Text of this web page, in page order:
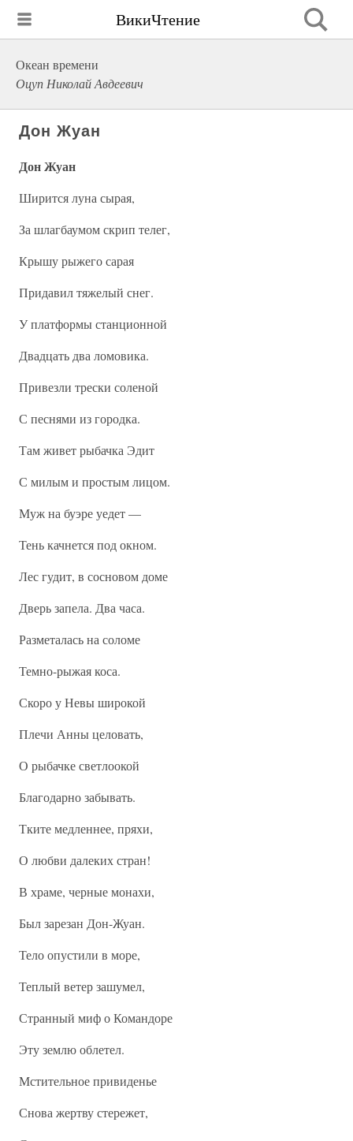
ВикиЧтение
Океан времени
Оцуп Николай Авдеевич
Дон Жуан
Дон Жуан
Ширится луна сырая,
За шлагбаумом скрип телег,
Крышу рыжего сарая
Придавил тяжелый снег.
У платформы станционной
Двадцать два ломовика.
Привезли трески соленой
С песнями из городка.
Там живет рыбачка Эдит
С милым и простым лицом.
Муж на буэре уедет —
Тень качнется под окном.
Лес гудит, в сосновом доме
Дверь запела. Два часа.
Разметалась на соломе
Темно-рыжая коса.
Скоро у Невы широкой
Плечи Анны целовать,
О рыбачке светлоокой
Благодарно забывать.
Тките медленнее, пряхи,
О любви далеких стран!
В храме, черные монахи,
Был зарезан Дон-Жуан.
Тело опустили в море,
Теплый ветер зашумел,
Странный миф о Командоре
Эту землю облетел.
Мстительное привиденье
Снова жертву стережет,